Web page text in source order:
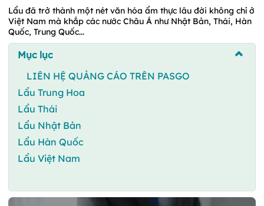
Lẩu đã trở thành một nét văn hóa ẩm thực lâu đời không chỉ ở
Việt Nam mà khắp các nước Châu Á như Nhật Bản, Thái, Hàn
Quốc, Trung Quốc...
Mục lục
LIÊN HỆ QUẢNG CÁO TRÊN PASGO
Lẩu Trung Hoa
Lẩu Thái
Lẩu Nhật Bản
Lẩu Hàn Quốc
Lẩu Việt Nam